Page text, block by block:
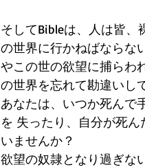
そしてBibleは、人は皆
の世界に行かねばならな
やこの世の欲望に捕らわ
の世界を忘れて勘違いし
あなたは、いつか死んで
を 失ったり、自分が死
いませんか？
欲望の奴隷となり過ぎな